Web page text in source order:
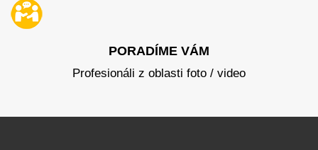
PORADÍME VÁM
Profesionáli z oblasti foto / video